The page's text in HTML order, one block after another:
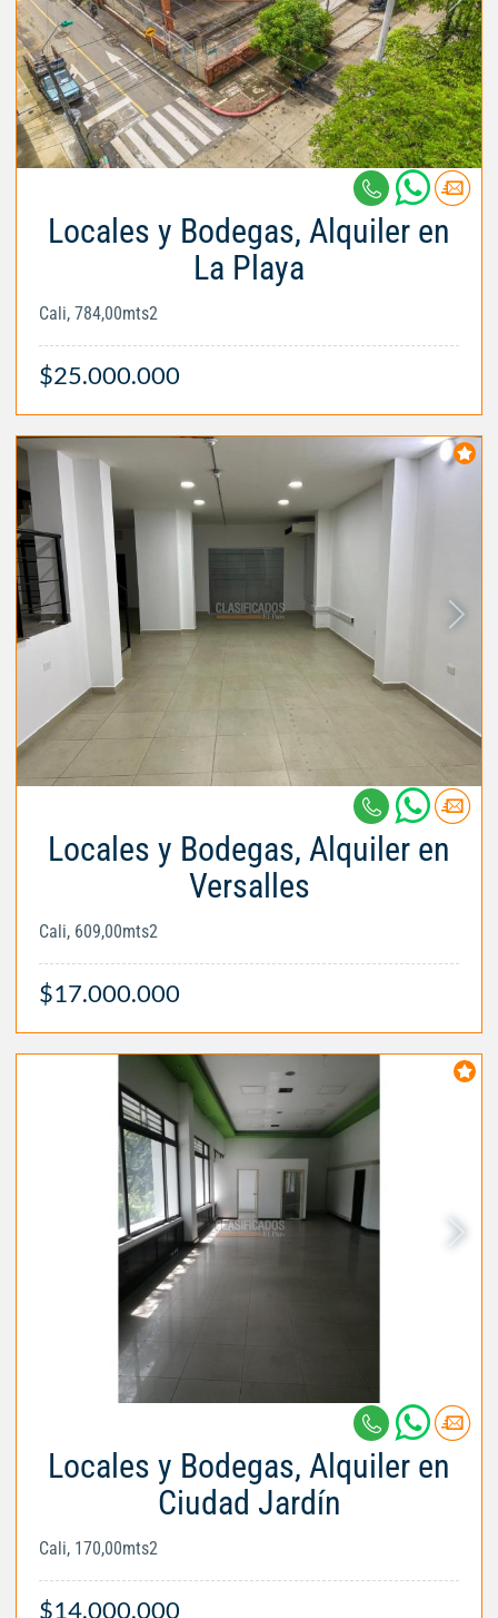
Locales y Bodegas, Alquiler en
La Playa
Cali, 784,00mts2
$25.000.000
Locales y Bodegas, Alquiler en
Versalles
Cali, 609,00mts2
$17.000.000
Locales y Bodegas, Alquiler en
Ciudad Jardín
Cali, 170,00mts2
$14.000.000